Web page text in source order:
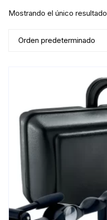
Mostrando el único resultado